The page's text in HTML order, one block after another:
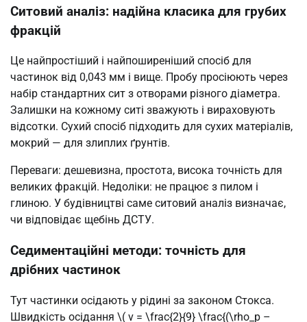
Ситовий аналіз: надійна класика для грубих
фракцій
Це найпростіший і найпоширеніший спосіб для
частинок від 0,043 мм і вище. Пробу просіюють через
набір стандартних сит з отворами різного діаметра.
Залишки на кожному ситі зважують і вираховують
відсотки. Сухий спосіб підходить для сухих матеріалів,
мокрий — для злиплих ґрунтів.
Переваги: дешевизна, простота, висока точність для
великих фракцій. Недоліки: не працює з пилом і
глиною. У будівництві саме ситовий аналіз визначає,
чи відповідає щебінь ДСТУ.
Седиментаційні методи: точність для
дрібних частинок
Тут частинки осідають у рідині за законом Стокса.
Швидкість осідання \( v = \frac{2}{9} \frac{(\rho_p –